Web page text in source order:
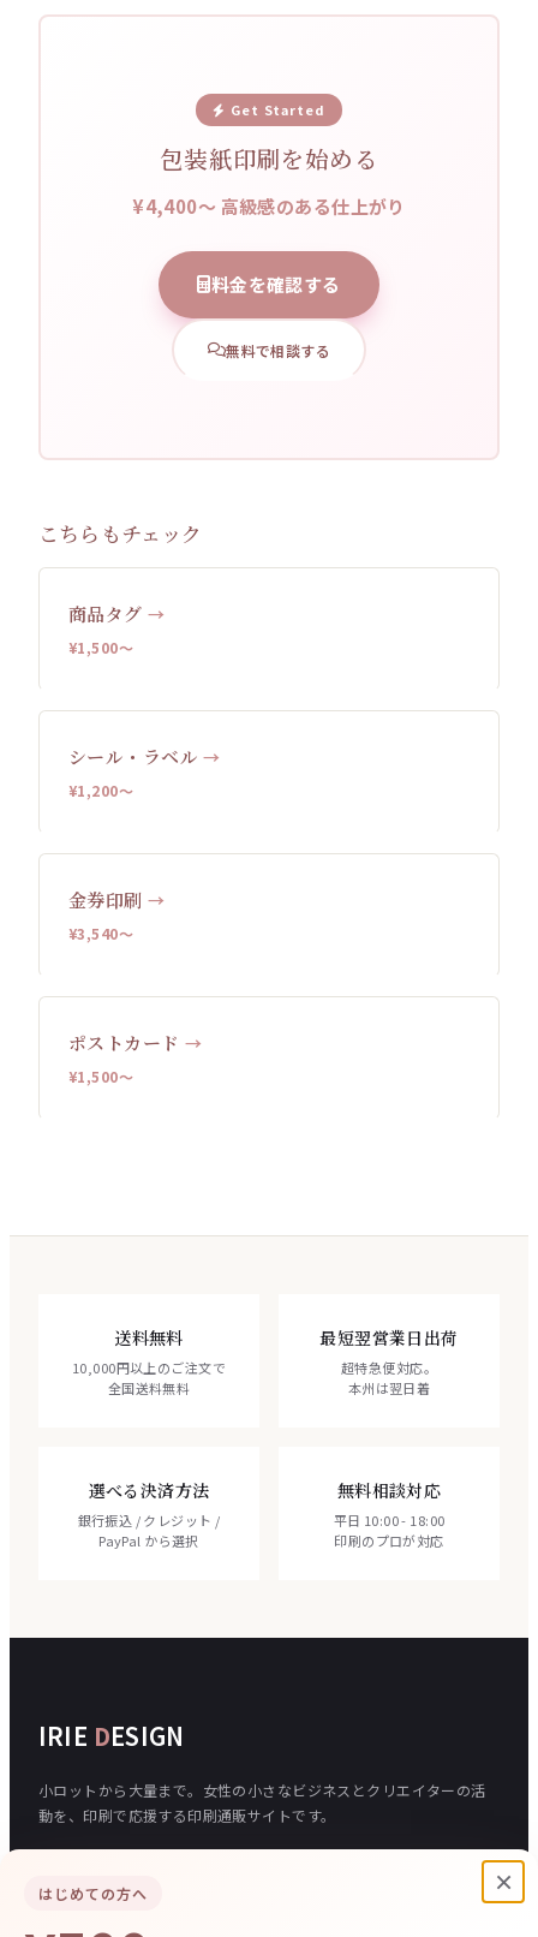
Get Started
包装紙印刷を始める
¥4,400〜 高級感のある仕上がり
料金を確認する
無料で相談する
こちらもチェック
商品タグ →
¥1,500〜
シール・ラベル →
¥1,200〜
金券印刷 →
¥3,540〜
ポストカード →
¥1,500〜
送料無料
10,000円以上のご注文で
全国送料無料
最短翌営業日出荷
超特急便対応。
本州は翌日着
選べる決済方法
銀行振込 / クレジット /
PayPal から選択
無料相談対応
平日 10:00 - 18:00
印刷のプロが対応
IRIE DESIGN
小ロットから大量まで。女性の小さなビジネスとクリエイターの活
動を、印刷で応援する印刷通販サイトです。
ご注文について ×
はじめての方へ